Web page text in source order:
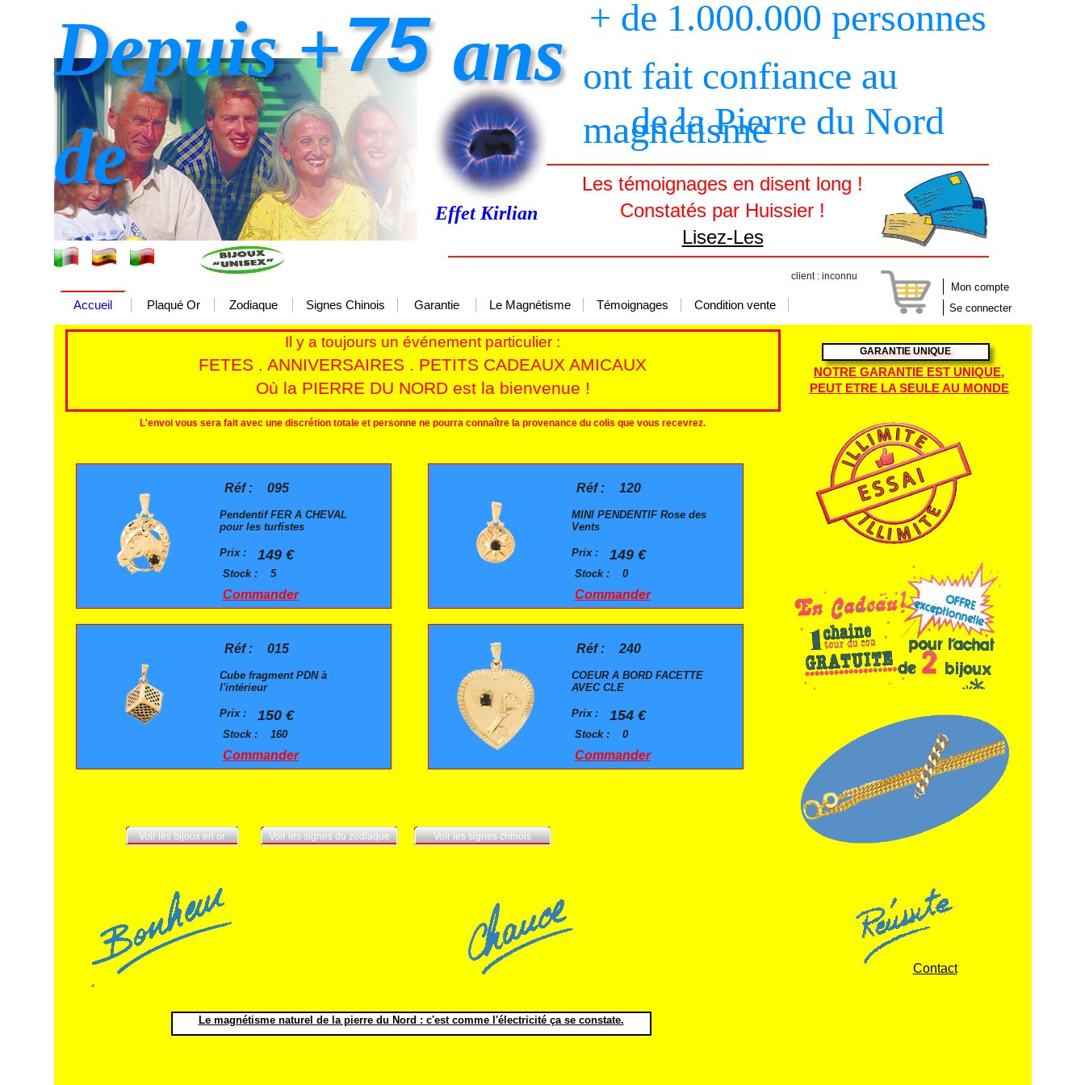
Effet Kirlian
Les témoignages en disent long !
Constatés par Huissier !
Lisez-Les
Mon compte
Se connecter
client : inconnu
de la Pierre du Nord
ont fait confiance au
magnétisme
ans
Accueil Plaqué Or Zodiaque Signes Chinois Garantie Le Magnétisme Témoignages Condition vente
75 + de 1.000.000 personnes
Depuis +
de
Il y a toujours un événement particulier :
FETES . ANNIVERSAIRES . PETITS CADEAUX AMICAUX
Où la PIERRE DU NORD est la bienvenue !
L'envoi vous sera fait avec une discrétion totale et personne ne pourra connaître la provenance du colis que vous recevrez.
Voir les bijoux en or Voir les signes du zodiaque Voir les signes chinois
Le magnétisme naturel de la pierre du Nord : c'est comme l'électricité ça se constate.
Réf : 095
Pendentif FER A CHEVAL
pour les turfistes
Prix : 149 €
Stock : 5
Commander
Réf : 120
MINI PENDENTIF Rose des
Vents
Prix : 149 €
Stock : 0
Commander
Réf : 015
Cube fragment PDN à
l'intérieur
Prix : 150 €
Stock : 160
Commander
Réf : 240
COEUR A BORD FACETTE
AVEC CLE
Prix : 154 €
Stock : 0
Commander
.
NOTRE GARANTIE EST UNIQUE,
PEUT ETRE LA SEULE AU MONDE
GARANTIE UNIQUE
Contact